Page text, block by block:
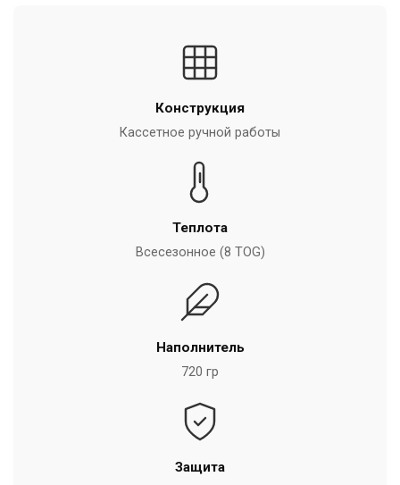
Конструкция
Кассетное ручной работы
Теплота
Всесезонное (8 TOG)
Наполнитель
720 гр
Защита